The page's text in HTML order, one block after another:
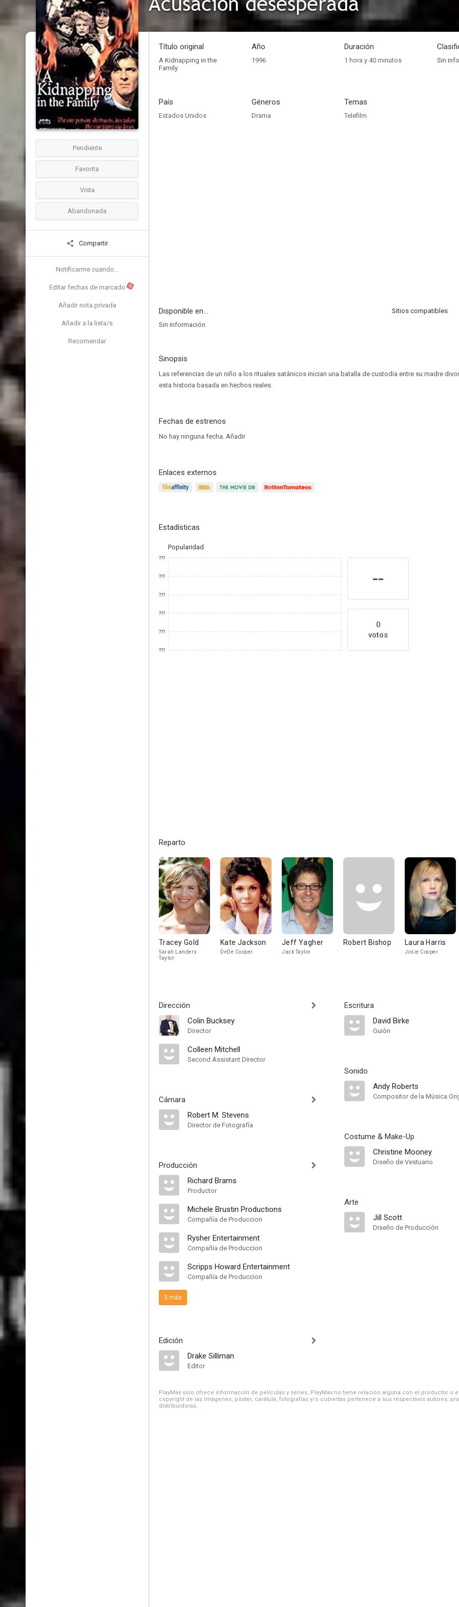
Pendiente
Favorita
Vista
Abandonada
Compartir
Notificarme cuando...
Editar fechas de marcado N
Añadir nota privada
Añadir a la lista/s
Recomendar
Título original
A Kidnapping in the
Family
Año
1996
Duración
1 hora y 40 minutos Sin
País
Estados Unidos
Géneros
Drama
Temas
Telefilm
Disponible en...
Sitios compatibles
Sin información
Sinopsis
Las referencias de un niño a los rituales satánicos inician una batalla de custodia entre su madre
esta historia basada en hechos reales.
Fechas de estrenos
No hay ninguna fecha. Añadir
Enlaces externos
Estadísticas
Popularidad
???
???
???
???
???
???
--
0
votos
Reparto
Tracey Gold
Sarah Landers
Taylor
Kate Jackson
DeDe Cooper
Jeff Yagher
Jack Taylor
Robert Bishop Laura Harris
Josie Cooper
Dirección
Colin Bucksey
Director
Colleen Mitchell
Second Assistant Director
Cámara
Robert M. Stevens
Director de Fotografía
Producción
Richard Brams
Productor
Michele Brustin Productions
Compañía de Produccion
Rysher Entertainment
Compañía de Produccion
Scripps Howard Entertainment
Compañía de Produccion
3 más
Edición
Drake Silliman
Editor
Escritura
David Birke
Guión
Sonido
Andy Roberts
Compositor de la Música
Costume & Make-Up
Christine Mooney
Diseño de Vestuario
Arte
Jill Scott
Diseño de Producción
PlayMax solo ofrece información de películas y series, PlayMax no tiene relación alguna con el productor o
copyright de las imágenes, póster, carátula, fotografías y/o cubiertas pertenece a sus respectivos autores,
distribuidoras.